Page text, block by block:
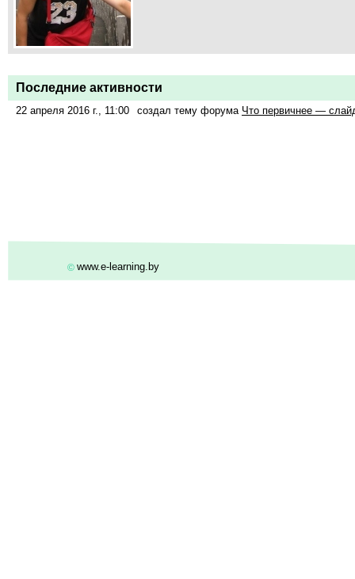
Последние активности
22 апреля 2016 г., 11:00 создал тему форума Что первичнее —
© www.e-learning.by